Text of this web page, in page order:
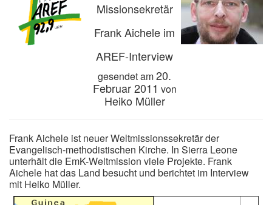
Missionsekretär
Frank Aichele im
AREF-Interview
gesendet am20.
Februar 2011 von
Heiko Müller
Frank Aichele ist neuer Weltmissionssekretär der
Evangelisch-methodistischen Kirche. In Sierra Leone
unterhält die EmK-Weltmission viele Projekte. Frank
Aichele hat das Land besucht und berichtet im Interview
mit Heiko Müller.